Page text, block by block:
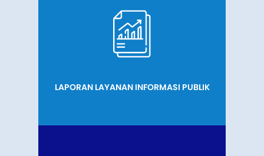
LAPORAN LAYANAN INFORMASI PUBLIK